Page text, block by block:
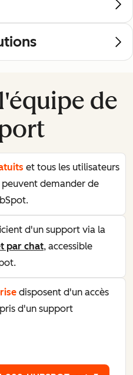
de
et tous les utilisateurs
peuvent demander de
d'un support via la
par chat, accessible
disposent d'un accès
d'un support